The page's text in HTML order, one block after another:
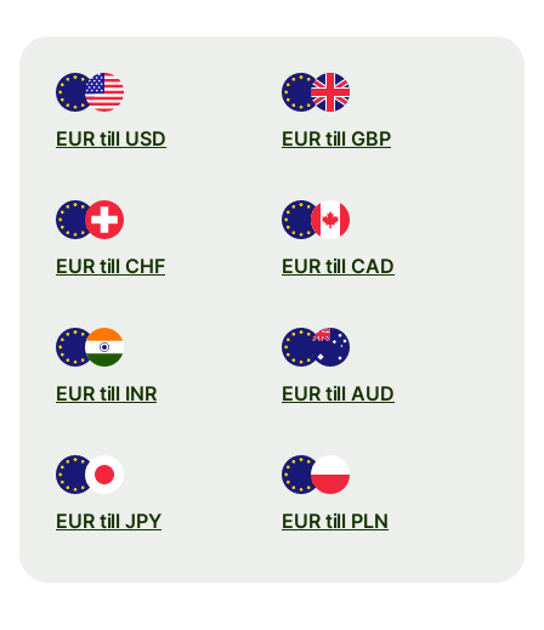
EUR till USD EUR till GBP
EUR till CHF EUR till CAD
EUR till INR EUR till AUD
EUR till JPY EUR till PLN